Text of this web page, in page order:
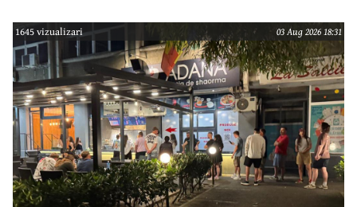
întrebări legate atât de cariera profesională a invitaților
noștri, cât și din viața lor particulară.
1645 vizualizari 03 Aug 2026 18:31